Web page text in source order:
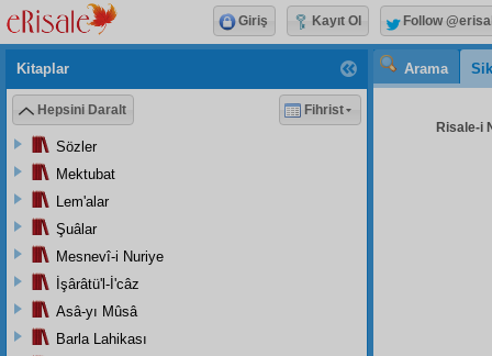
Arama
Risale-i
Kitaplar
Hepsini Daralt Fihrist
Sözler
Mektubat
Lem'alar
Şuâlar
Mesnevî-i Nuriye
İşârâtü'l-İ'câz
Asâ-yı Mûsâ
Barla Lahikası
Giriş Kayıt Ol Follow